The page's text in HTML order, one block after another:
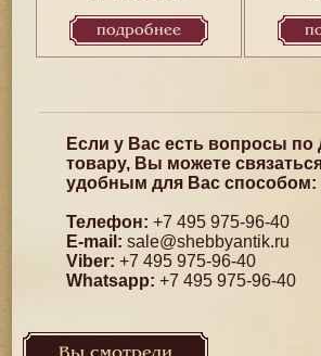
подробнее
Если у Вас есть вопросы по
товару, Вы можете
удобным для Вас способом:
Телефон: +7 495 975-96-40
E-mail: sale@shebbyantik.ru
Viber: +7 495 975-96-40
Whatsapp: +7 495 975-96-40